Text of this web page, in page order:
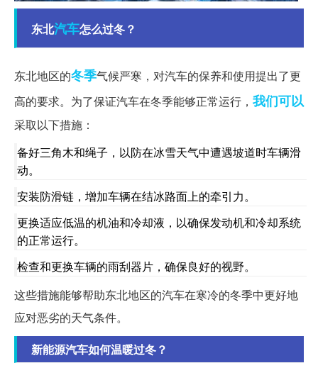
东北汽车怎么过冬？
东北地区的冬季气候严寒，对汽车的保养和使用提出了更
高的要求。为了保证汽车在冬季能够正常运行， 我们可以
采取以下措施：
备好三角木和绳子，以防在冰雪天气中遭遇坡道时车辆滑
动。
安装防滑链，增加车辆在结冰路面上的牵引力。
更换适应低温的机油和冷却液，以确保发动机和冷却系统
的正常运行。
检查和更换车辆的雨刮器片，确保良好的视野。
这些措施能够帮助东北地区的汽车在寒冷的冬季中更好地
应对恶劣的天气条件。
新能源汽车如何温暖过冬？